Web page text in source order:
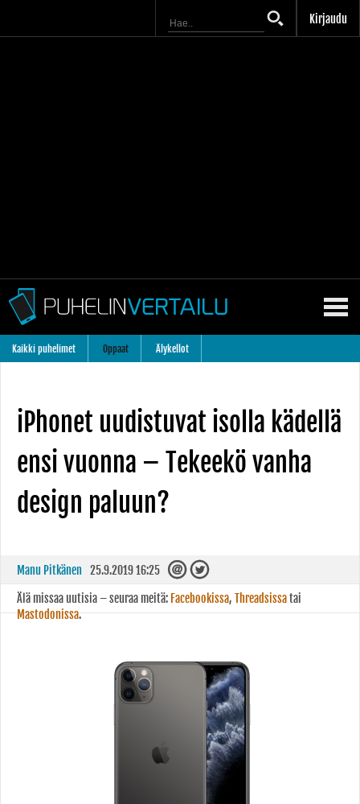
Kirjaudu
Kaikki puhelimet Oppaat Älykellot
iPhonet uudistuvat isolla kädellä
ensi vuonna – Tekeekö vanha
design paluun?
Manu Pitkänen 25.9.2019 16:25
Älä missaa uutisia – seuraa meitä: Facebookissa, Threadsissatai
Mastodonissa.